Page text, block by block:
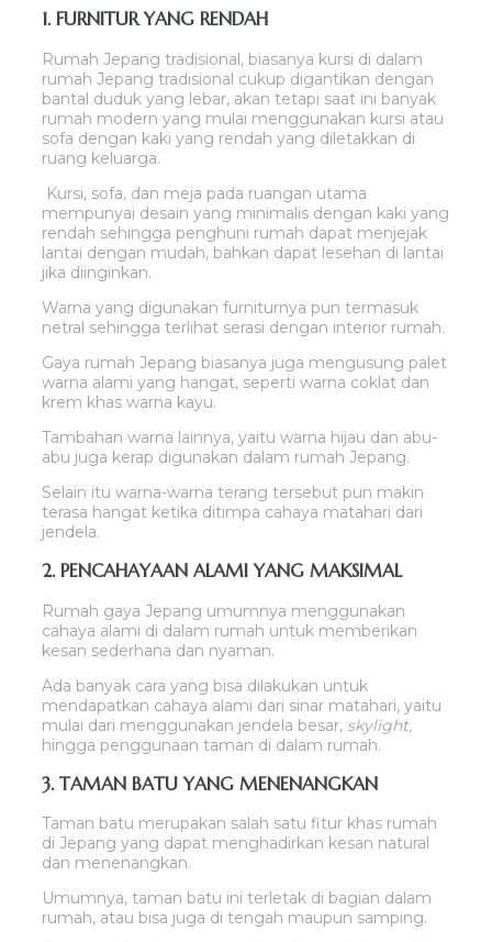
1. FURNITUR YANG RENDAH
Rumah Jepang tradisional, biasanya kursi di dalam
rumah Jepang tradisional cukup digantikan dengan
bantal duduk yang lebar, akan tetapi saat ini banyak
rumah modern yang mulai menggunakan kursi atau
sofa dengan kaki yang rendah yang diletakkan di
ruang keluarga.
Kursi, sofa, dan meja pada ruangan utama
mempunyai desain yang minimalis dengan kaki yang
rendah sehingga penghuni rumah dapat menjejak
lantai dengan mudah, bahkan dapat lesehan di lantai
jika diinginkan.
Warna yang digunakan furniturnya pun termasuk
netral sehingga terlihat serasi dengan interior rumah.
Gaya rumah Jepang biasanya juga mengusung palet
warna alami yang hangat, seperti warna coklat dan
krem khas warna kayu.
Tambahan warna lainnya, yaitu warna hijau dan abu-
abu juga kerap digunakan dalam rumah Jepang.
Selain itu warna-warna terang tersebut pun makin
terasa hangat ketika ditimpa cahaya matahari dari
jendela.
2. PENCAHAYAAN ALAMI YANG MAKSIMAL
Rumah gaya Jepang umumnya menggunakan
cahaya alami di dalam rumah untuk memberikan
kesan sederhana dan nyaman.
Ada banyak cara yang bisa dilakukan untuk
mendapatkan cahaya alami dari sinar matahari, yaitu
mulai dari menggunakan jendela besar, skylight,
hingga penggunaan taman di dalam rumah.
3. TAMAN BATU YANG MENENANGKAN
Taman batu merupakan salah satu fitur khas rumah
di Jepang yang dapat menghadirkan kesan natural
dan menenangkan.
Umumnya, taman batu ini terletak di bagian dalam
rumah, atau bisa juga di tengah maupun samping.